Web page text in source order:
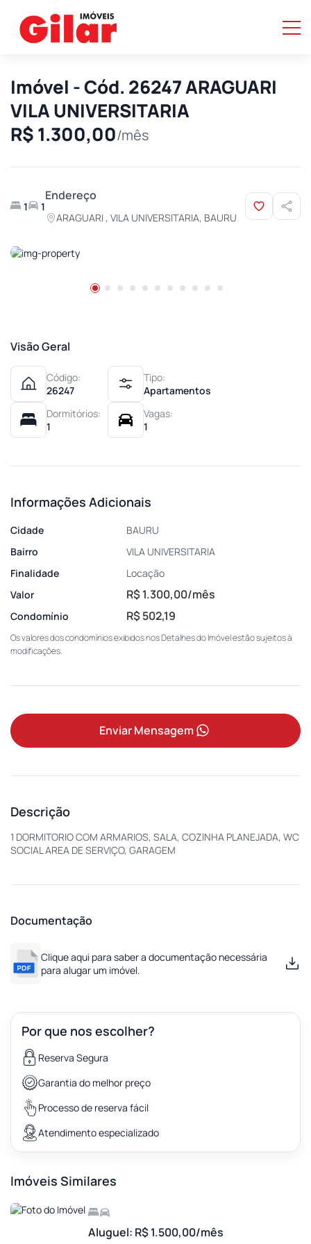
Imóvel - Cód. 26247 ARAGUARI
VILA UNIVERSITARIA
R$ 1.300,00/mês
1 1
Endereço
ARAGUARI , VILA UNIVERSITARIA, BAURU
Visão Geral
Código:
26247
Tipo:
Apartamentos
Dormitórios:
1
Vagas:
1
Informações Adicionais
Cidade
BAURU
Bairro
VILA UNIVERSITARIA
Finalidade
Locação
Valor
R$ 1.300,00/mês
Condomínio R$ 502,19
Os valores dos condomínios exibidos nos Detalhes do Imóvel estão sujeitos à
modificações.
Enviar Mensagem
Descrição
1 DORMITORIO COM ARMARIOS, SALA, COZINHA PLANEJADA, WC
SOCIAL AREA DE SERVIÇO, GARAGEM
Documentação
Clique aqui para saber a documentação necessária
para alugar um imóvel.
Por que nos escolher?
Reserva Segura
Garantia do melhor preço
Processo de reserva fácil
Atendimento especializado
Imóveis Similares
Aluguel: R$ 1.500,00/mês